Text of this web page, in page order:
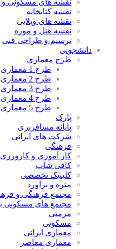
نقشه های مسکونی و آپارتمانی
نقشه کتابخانه
نقشه های ویلایی
نقشه هتل و موزه
ترسیم و طراحی فنی
طرح معماری
پایانه مسافربری
شرکت های ایرانی
فرهنگی
کار آموزی و کارورزی
کافی شاپ
کلینیک تخصصی
متره و برآورد
مجتمع فرهنگی و فرهنگسرا
مجتمع های مسکونی بزرگ
مرمتی
مسکونی
معماری ایرانی
معماری معاصر